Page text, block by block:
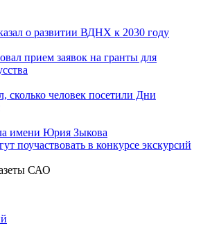
о развитии ВДНХ к 2030 году
прием заявок на гранты для
человек посетили Дни
имени Юрия Зыкова
поучаствовать в конкурсе экскурсий
САО